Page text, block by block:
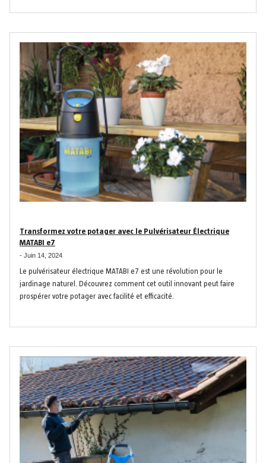
Transformez votre potager avec le Pulvérisateur Électrique
MATABI e7
- Juin 14, 2024
Le pulvérisateur électrique MATABI e7 est une révolution pour le
jardinage naturel. Découvrez comment cet outil innovant peut faire
prospérer votre potager avec facilité et efficacité.